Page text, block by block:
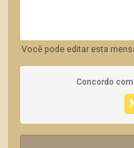
Você pode editar esta
Concordo